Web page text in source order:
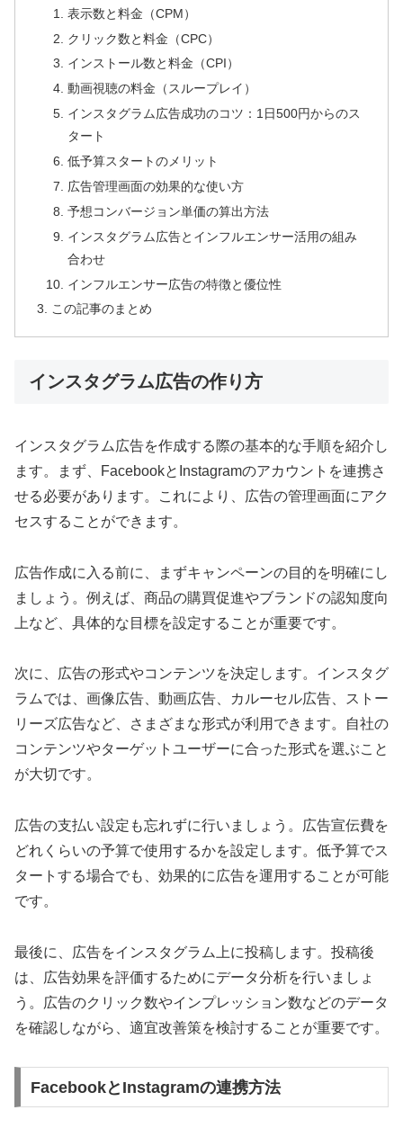
表示数と料金（CPM）
クリック数と料金（CPC）
インストール数と料金（CPI）
動画視聴の料金（スループレイ）
インスタグラム広告成功のコツ：1日500円からのス
タート
低予算スタートのメリット
広告管理画面の効果的な使い方
予想コンバージョン単価の算出方法
インスタグラム広告とインフルエンサー活用の組み
合わせ
インフルエンサー広告の特徴と優位性
この記事のまとめ
インスタグラム広告の作り方
インスタグラム広告を作成する際の基本的な手順を紹介し
ます。まず、FacebookとInstagramのアカウントを連携さ
せる必要があります。これにより、広告の管理画面にアク
セスすることができます。
広告作成に入る前に、まずキャンペーンの目的を明確にし
ましょう。例えば、商品の購買促進やブランドの認知度向
上など、具体的な目標を設定することが重要です。
次に、広告の形式やコンテンツを決定します。インスタグ
ラムでは、画像広告、動画広告、カルーセル広告、ストー
リーズ広告など、さまざまな形式が利用できます。自社の
コンテンツやターゲットユーザーに合った形式を選ぶこと
が大切です。
広告の支払い設定も忘れずに行いましょう。広告宣伝費を
どれくらいの予算で使用するかを設定します。低予算でス
タートする場合でも、効果的に広告を運用することが可能
です。
最後に、広告をインスタグラム上に投稿します。投稿後
は、広告効果を評価するためにデータ分析を行いましょ
う。広告のクリック数やインプレッション数などのデータ
を確認しながら、適宜改善策を検討することが重要です。
FacebookとInstagramの連携方法